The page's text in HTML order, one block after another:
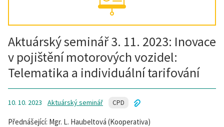
Aktuárský seminář 3. 11. 2023: Inovace
v pojištění motorových vozidel:
Telematika a individuální tarifování
10. 10. 2023 Aktuárský seminář CPD
Přednášející: Mgr. L. Haubeltová (Kooperativa)